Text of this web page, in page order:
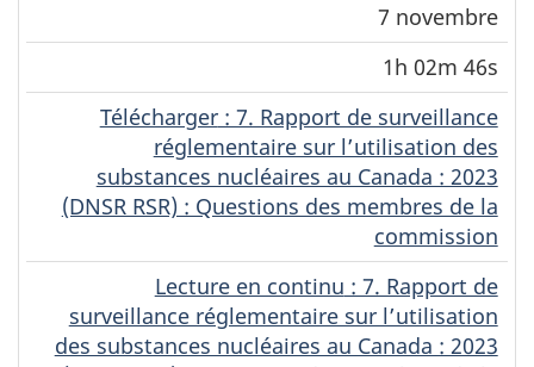
7 novembre
1h 02m 46s
Télécharger(Français)
: 7. Rapport de surveillance
réglementaire sur l’utilisation des
substances nucléaires au Canada : 2023
(DNSR RSR) : Questions des membres de la
commission
Lecture en continu (Français)
: 7. Rapport de
surveillance réglementaire sur l’utilisation
des substances nucléaires au Canada : 2023